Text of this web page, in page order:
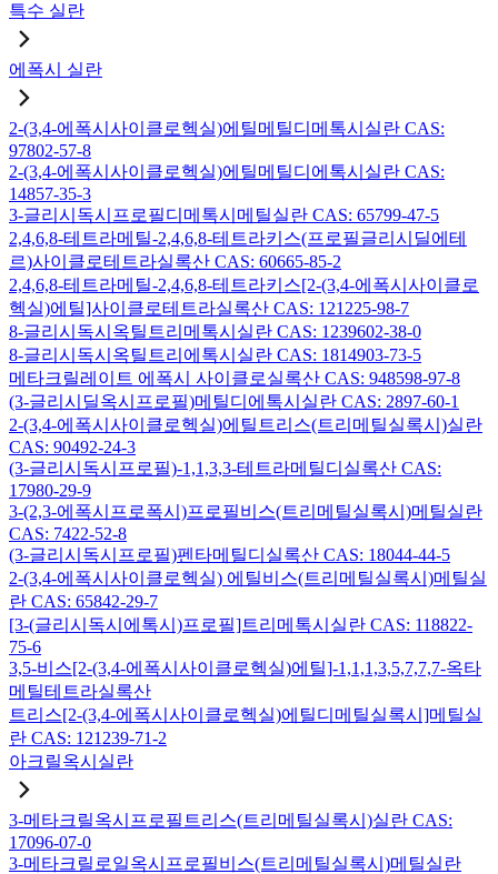
특수 실란
에폭시 실란
2-(3,4-에폭시사이클로헥실)에틸메틸디메톡시실란 CAS:
97802-57-8
2-(3,4-에폭시사이클로헥실)에틸메틸디에톡시실란 CAS:
14857-35-3
3-글리시독시프로필디메톡시메틸실란 CAS: 65799-47-5
2,4,6,8-테트라메틸-2,4,6,8-테트라키스(프로필글리시딜에테
르)사이클로테트라실록산 CAS: 60665-85-2
2,4,6,8-테트라메틸-2,4,6,8-테트라키스[2-(3,4-에폭시사이클로
헥실)에틸]사이클로테트라실록산 CAS: 121225-98-7
8-글리시독시옥틸트리메톡시실란 CAS: 1239602-38-0
8-글리시독시옥틸트리에톡시실란 CAS: 1814903-73-5
메타크릴레이트 에폭시 사이클로실록산 CAS: 948598-97-8
(3-글리시딜옥시프로필)메틸디에톡시실란 CAS: 2897-60-1
2-(3,4-에폭시사이클로헥실)에틸트리스(트리메틸실록시)실란
CAS: 90492-24-3
(3-글리시독시프로필)-1,1,3,3-테트라메틸디실록산 CAS:
17980-29-9
3-(2,3-에폭시프로폭시)프로필비스(트리메틸실록시)메틸실란
CAS: 7422-52-8
(3-글리시독시프로필)펜타메틸디실록산 CAS: 18044-44-5
2-(3,4-에폭시사이클로헥실) 에틸비스(트리메틸실록시)메틸실
란 CAS: 65842-29-7
[3-(글리시독시에톡시)프로필]트리메톡시실란 CAS: 118822-
75-6
3,5-비스[2-(3,4-에폭시사이클로헥실)에틸]-1,1,1,3,5,7,7,7-옥타
메틸테트라실록산
트리스[2-(3,4-에폭시사이클로헥실)에틸디메틸실록시]메틸실
란 CAS: 121239-71-2
아크릴옥시실란
3-메타크릴옥시프로필트리스(트리메틸실록시)실란 CAS:
17096-07-0
3-메타크릴로일옥시프로필비스(트리메틸실록시)메틸실란